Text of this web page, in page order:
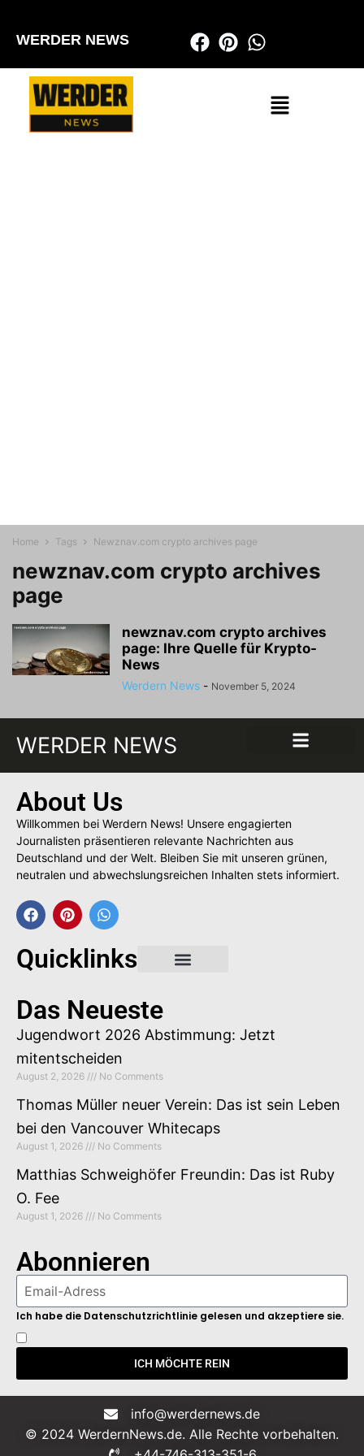
WERDER NEWS
Home Tags Newznav.com crypto archives page
newznav.com crypto archives
page
newznav.com crypto archives
page: Ihre Quelle für Krypto-
News
Werdern News - November 5, 2024
WERDER NEWS
About Us
Willkommen bei Werdern News! Unsere engagierten
Journalisten präsentieren relevante Nachrichten aus
Deutschland und der Welt. Bleiben Sie mit unseren grünen,
neutralen und abwechslungsreichen Inhalten stets informiert.
Quicklinks
Das Neueste
Jugendwort 2026 Abstimmung: Jetzt
mitentscheiden
August 2, 2026 No Comments
Thomas Müller neuer Verein: Das ist sein Leben
bei den Vancouver Whitecaps
August 1, 2026 No Comments
Matthias Schweighöfer Freundin: Das ist Ruby
O. Fee
August 1, 2026 No Comments
Abonnieren
Ich habe die Datenschutzrichtlinie gelesen und akzeptiere sie.
ICH MÖCHTE REIN
info@werdernews.de
© 2024 WerdernNews.de. Alle Rechte vorbehalten.